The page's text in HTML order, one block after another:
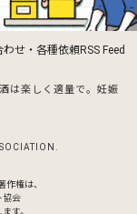
わせ・各種依頼RSS Feed
は楽しく適量で。 妊娠
作権は、
協会
す。